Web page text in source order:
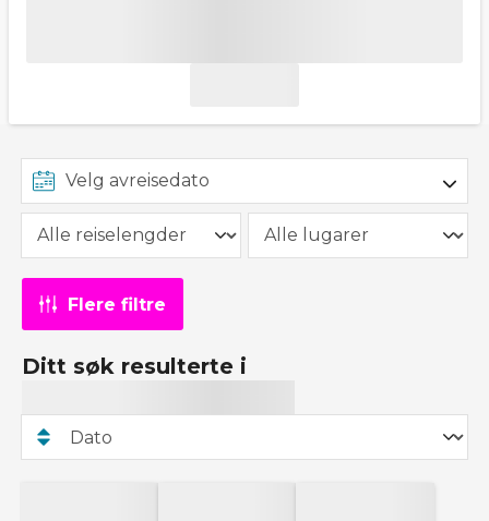
Flere filtre
Ditt søk resulterte i